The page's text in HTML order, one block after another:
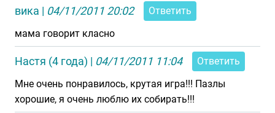
вика | 04/11/2011 20:02
Ответить
мама говорит класно
Настя (4 года) | 04/11/2011 11:04
Ответить
Мне очень понравилось, крутая игра!!! Пазлы
хорошие, я очень люблю их собирать!!!